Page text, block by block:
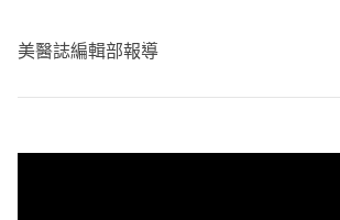
美醫誌編輯部報導